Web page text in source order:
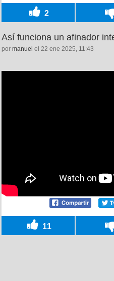
2
Así funciona un afinador
por manuel el 22 ene 2025, 11:43
11